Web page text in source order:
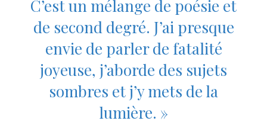
C’est un mélange de poésie et
de second degré. J’ai presque
envie de parler de fatalité
joyeuse, j’aborde des sujets
sombres et j’y mets de la
lumière. »